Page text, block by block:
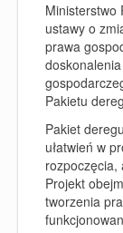
Ministerstwo
ustawy o
prawa
Pakietu
Pakiet
ułatwień w
rozpoczęcia,
Projekt
tworzenia